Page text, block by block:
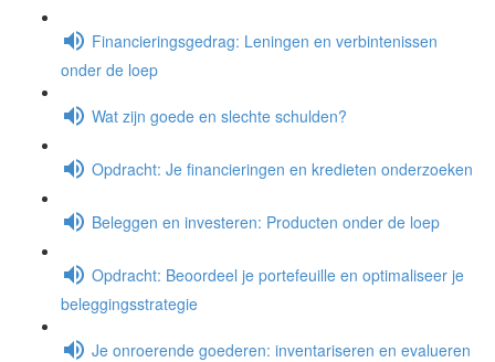
Financieringsgedrag: Leningen en verbintenissen
onder de loep
Wat zijn goede en slechte schulden?
Opdracht: Je financieringen en kredieten onderzoeken
Beleggen en investeren: Producten onder de loep
Opdracht: Beoordeel je portefeuille en optimaliseer je
beleggingsstrategie
Je onroerende goederen: inventariseren en evalueren